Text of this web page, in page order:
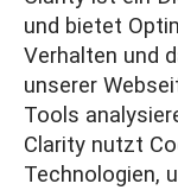
und bietet
Verhalten und
unserer
Tools
Clarity nutzt
Technologien,